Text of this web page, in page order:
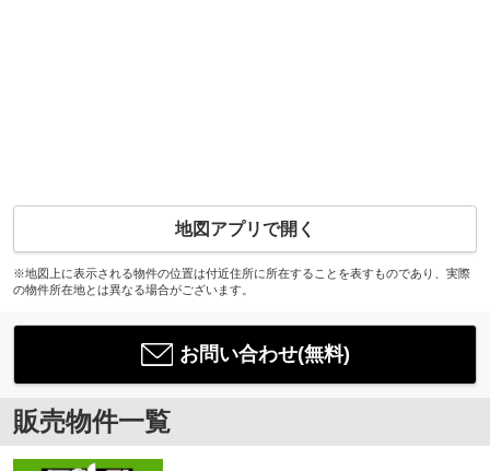
地図アプリで開く
※地図上に表示される物件の位置は付近住所に所在することを表すものであり、実際
の物件所在地とは異なる場合がございます。
お問い合わせ(無料)
販売物件一覧